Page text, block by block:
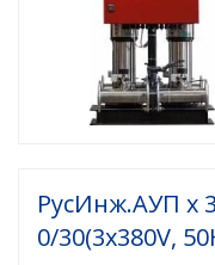
РусИнж.АУП х
0/30(3x380V,